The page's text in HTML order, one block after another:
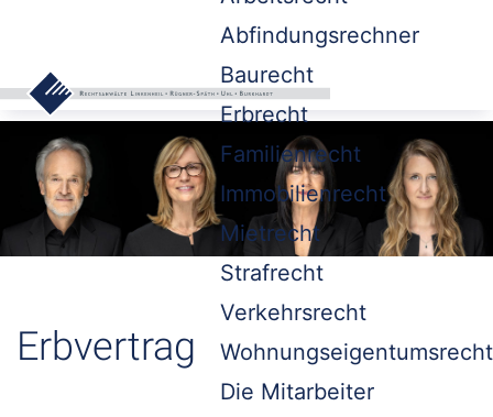
Abfindungsrechner
Baurecht
Erbrecht
Familienrecht
Immobilienrecht
Mietrecht
Strafrecht
Verkehrsrecht
Wohnungseigentumsrecht
Die Mitarbeiter
Erbvertrag